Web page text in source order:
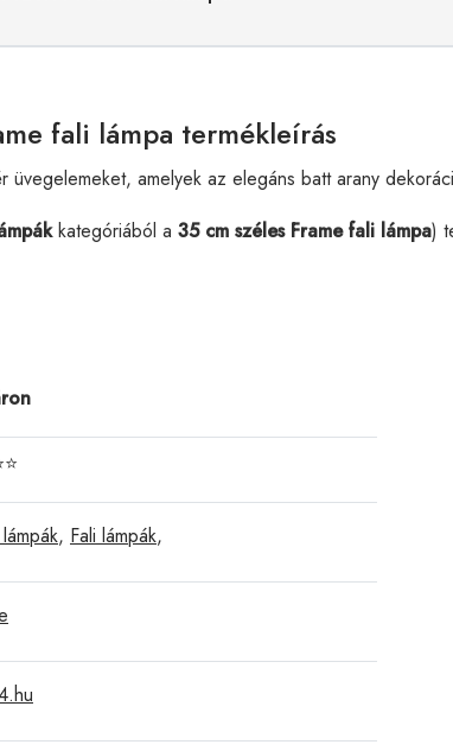
fali lámpa termékleírás
amelyek az elegáns batt arany
kategóriából a 35 cm széles Frame fali lámpa)
, Fali lámpák,